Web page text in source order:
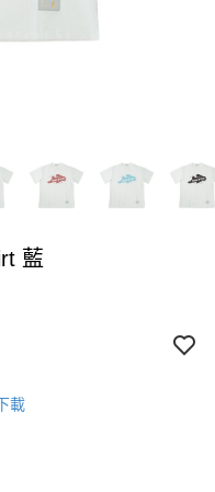
UnderSTAND 設計款 T-Shirt 藍
載